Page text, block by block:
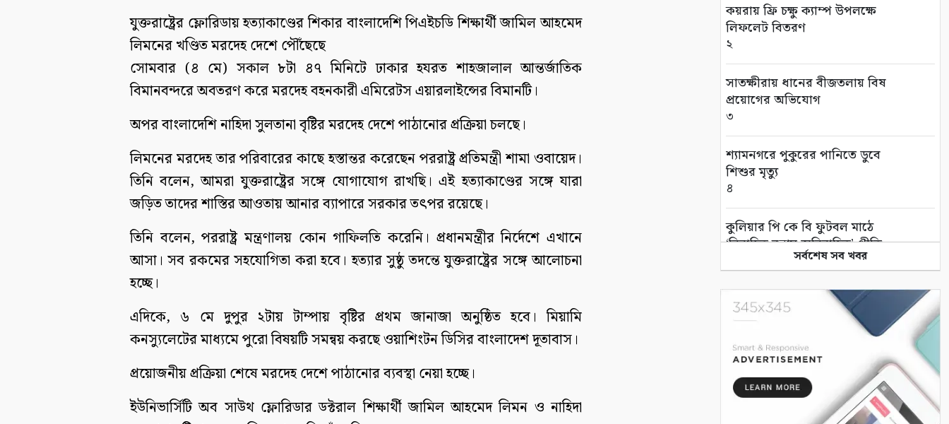
যুক্তরাষ্ট্রের ফ্লোরিডায় হত্যাকাণ্ডের শিকার বাংলাদেশি পিএইচডি শিক্ষার্থী জামিল আহমেদ
লিমনের খণ্ডিত মরদেহ দেশে পৌঁছেছে
সোমবার (৪ মে) সকাল ৮টা ৪৭ মিনিটে ঢাকার হযরত শাহজালাল আন্তর্জাতিক
বিমানবন্দরে অবতরণ করে মরদেহ বহনকারী এমিরেটস এয়ারলাইন্সের বিমানটি।
অপর বাংলাদেশি নাহিদা সুলতানা বৃষ্টির মরদেহ দেশে পাঠানোর প্রক্রিয়া চলছে।
লিমনের মরদেহ তার পরিবারের কাছে হস্তান্তর করেছেন পররাষ্ট্র প্রতিমন্ত্রী শামা ওবায়েদ।
তিনি বলেন, আমরা যুক্তরাষ্ট্রের সঙ্গে যোগাযোগ রাখছি। এই হত্যাকাণ্ডের সঙ্গে যারা
জড়িত তাদের শাস্তির আওতায় আনার ব্যাপারে সরকার তৎপর রয়েছে।
তিনি বলেন, পররাষ্ট্র মন্ত্রণালয় কোন গাফিলতি করেনি। প্রধানমন্ত্রীর নির্দেশে এখানে
আসা। সব রকমের সহযোগিতা করা হবে। হত্যার সুষ্ঠু তদন্তে যুক্তরাষ্ট্রের সঙ্গে আলোচনা
হচ্ছে।
এদিকে, ৬ মে দুপুর ২টায় টাম্পায় বৃষ্টির প্রথম জানাজা অনুষ্ঠিত হবে। মিয়ামি
কনস্যুলেটের মাধ্যমে পুরো বিষয়টি সমন্বয় করছে ওয়াশিংটন ডিসির বাংলাদেশ দূতাবাস।
প্রয়োজনীয় প্রক্রিয়া শেষে মরদেহ দেশে পাঠানোর ব্যবস্থা নেয়া হচ্ছে।
ইউনিভার্সিটি অব সাউথ ফ্লোরিডার ডক্টরাল শিক্ষার্থী জামিল আহমেদ লিমন ও নাহিদা
কয়রায় ফ্রি চক্ষু ক্যাম্প উপলক্ষে
লিফলেট বিতরণ
২
সাতক্ষীরায় ধানের বীজতলায় বিষ
প্রয়োগের অভিযোগ
৩
শ্যামনগরে পুকুরের পানিতে ডুবে
শিশুর মৃত্যু
৪
কুলিয়ার পি কে বি ফুটবল মাঠে
‘বিবাহিত বনাম অবিবাহিত’ প্রীতি
এই পৃথিবী বড়ই অভাগা
“কথার ভার”
সর্বশেষ সব খবর